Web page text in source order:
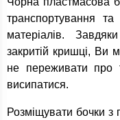
транспортування та
матеріалів.
закритій кришці, Ви
не переживати про
висипатися.
Розміщувати бочки з